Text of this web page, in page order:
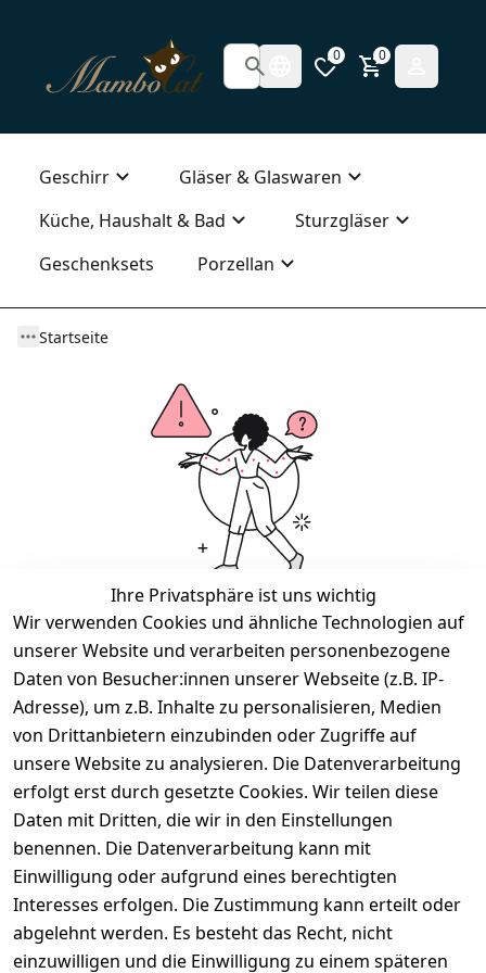
0 0
Geschirr
Gläser & Glaswaren
Küche, Haushalt & Bad
Sturzgläser
Geschenksets
Porzellan
Startseite
Wir haben keine Artikel mehr in dieser Kategorie.
Haben Sie nicht gefunden, was Sie suchen?
Artikel durchsuchen
Ihre Privatsphäre ist uns wichtig
Wir verwenden Cookies und ähnliche Technologien auf
unserer Website und verarbeiten personenbezogene
Daten von Besucher:innen unserer Webseite (z.B. IP-
Adresse), um z.B. Inhalte zu personalisieren, Medien
von Drittanbietern einzubinden oder Zugriffe auf
unsere Website zu analysieren. Die Datenverarbeitung
erfolgt erst durch gesetzte Cookies. Wir teilen diese
Daten mit Dritten, die wir in den Einstellungen
benennen. Die Datenverarbeitung kann mit
Einwilligung oder aufgrund eines berechtigten
Interesses erfolgen. Die Zustimmung kann erteilt oder
abgelehnt werden. Es besteht das Recht, nicht
einzuwilligen und die Einwilligung zu einem späteren
Rechtliches
AGB
Impressum
Datenschutze
rklärung
Barrierefreihe
Services
Kontakt
Registrieren